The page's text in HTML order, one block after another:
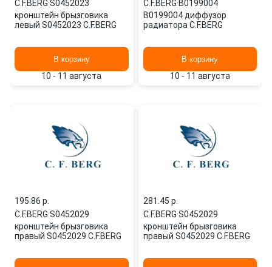
C.F.BERG·S0452023
кронштейн брызговика
левый S0452023 C.F.BERG
В корзину
10 - 11 августа
C.F.BERG·B0199004
B0199004 диффузор
радиатора C.F.BERG
В корзину
10 - 11 августа
195.86 p.
C.F.BERG·S0452029
кронштейн брызговика
правый S0452029 C.F.BERG
281.45 p.
C.F.BERG·S0452029
кронштейн брызговика
правый S0452029 C.F.BERG